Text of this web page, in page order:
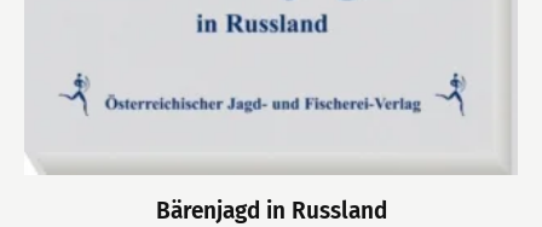
Bärenjagd in Russland